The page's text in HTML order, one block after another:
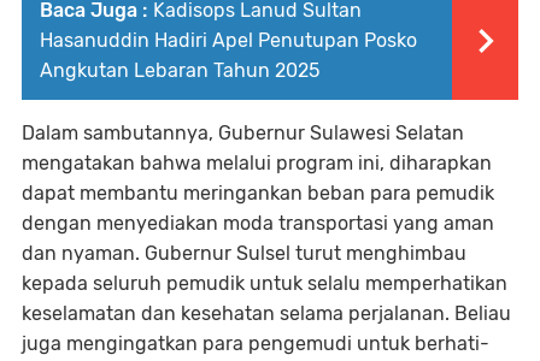
Baca Juga : Kadisops Lanud Sultan
Hasanuddin Hadiri Apel Penutupan Posko
Angkutan Lebaran Tahun 2025
Dalam sambutannya, Gubernur Sulawesi Selatan
mengatakan bahwa melalui program ini, diharapkan
dapat membantu meringankan beban para pemudik
dengan menyediakan moda transportasi yang aman
dan nyaman. Gubernur Sulsel turut menghimbau
kepada seluruh pemudik untuk selalu memperhatikan
keselamatan dan kesehatan selama perjalanan. Beliau
juga mengingatkan para pengemudi untuk berhati-